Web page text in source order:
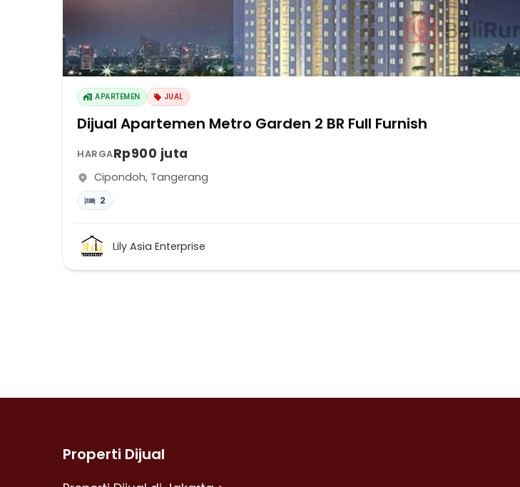
APARTEMEN JUAL
Dijual Apartemen Metro Garden 2 BR Full Furnish
HARGARp900 juta
Cipondoh, Tangerang
2
Lily Asia Enterprise
Properti Dijual